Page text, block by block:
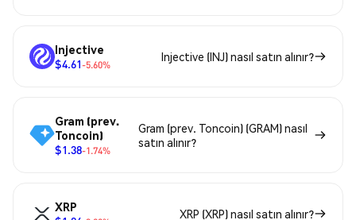
Injective
$4.61-5.60%
Injective (INJ) nasıl satın alınır?
Gram (prev.
Toncoin)
$1.38-1.74%
Gram (prev. Toncoin) (GRAM) nasıl
satın alınır?
XRP
XRP (XRP) nasıl satın alınır?